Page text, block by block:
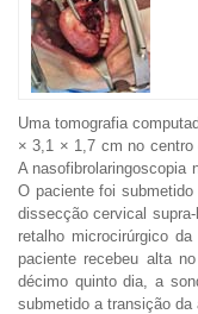
Uma tomografia
× 3,1 × 1,7 cm no centro
A nasofibrolaringoscopia
O paciente foi
dissecção cervical
retalho microcirúrgico
paciente recebeu alta
décimo quinto dia, a
submetido a transição da